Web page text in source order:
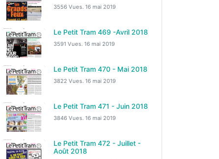
3556 Vues. 16 mai 2019
Le Petit Tram 469 -Avril 2018
3591 Vues. 16 mai 2019
Le Petit Tram 470 - Mai 2018
3822 Vues. 16 mai 2019
Le Petit Tram 471 - Juin 2018
3846 Vues. 16 mai 2019
Le Petit Tram 472 - Juillet -
Août 2018